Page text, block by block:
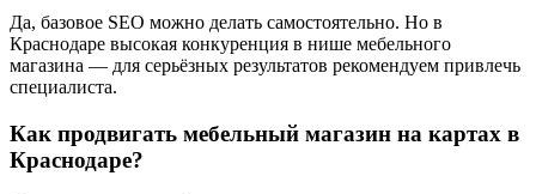
Да, базовое SEO можно делать самостоятельно. Но в
Краснодаре высокая конкуренция в нише мебельного
магазина — для серьёзных результатов рекомендуем привлечь
специалиста.
Как продвигать мебельный магазин на картах в
Краснодаре?